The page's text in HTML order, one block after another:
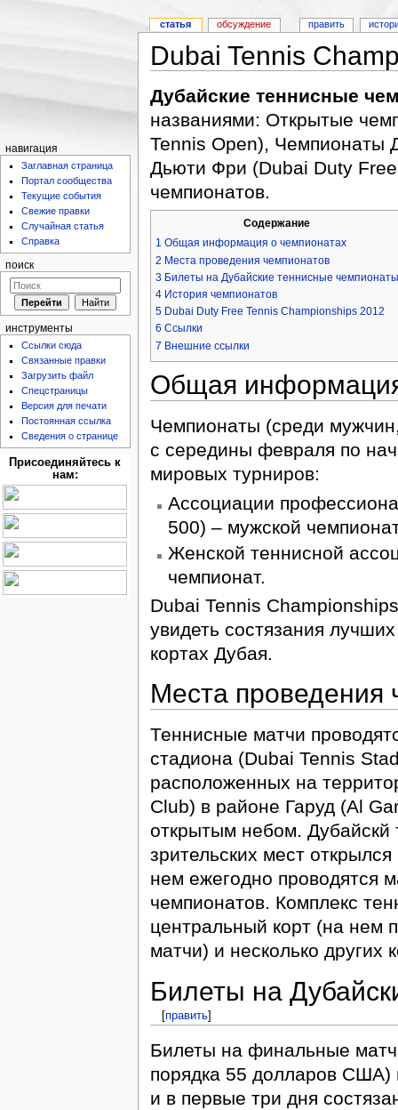
Dubai Tennis
Дубайские теннисные
названиями: Открытые
Tennis Open), Чемпионаты
Дьюти Фри (Dubai Duty
чемпионатов.
Содержание
1 Общая информация о чемпионатах
2 Места проведения чемпионатов
3 Билеты на Дубайские теннисные чемпионаты
4 История чемпионатов
5 Dubai Duty Free Tennis Championships 2012
6 Ссылки
7 Внешние ссылки
Общая
Чемпионаты (среди
с середины февраля по
мировых турниров:
Ассоциации
500) – мужской
Женской теннисной
чемпионат.
Dubai Tennis
увидеть состязания
кортах Дубая.
Места проведения
Теннисные матчи
стадиона (Dubai Tennis
расположенных на
Club) в районе Гаруд (Al
открытым небом. Дубайскй
зрительских мест
нем ежегодно проводятся
чемпионатов. Комплекс
центральный корт (на нем
матчи) и несколько других
Билеты на
[править]
Билеты на финальные
порядка 55 долларов США)
и в первые три дня
статья обсуждение править
навигация
Заглавная страница
Портал сообщества
Текущие события
Свежие правки
Случайная статья
Справка
поиск
инструменты
Ссылки сюда
Связанные правки
Загрузить файл
Спецстраницы
Версия для печати
Постоянная ссылка
Сведения о странице
Присоединяйтесь к
нам: